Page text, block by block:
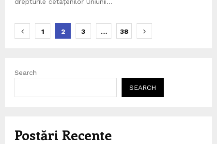
Posts
1 2 3 … 38
Search
SEARCH
Postări Recente